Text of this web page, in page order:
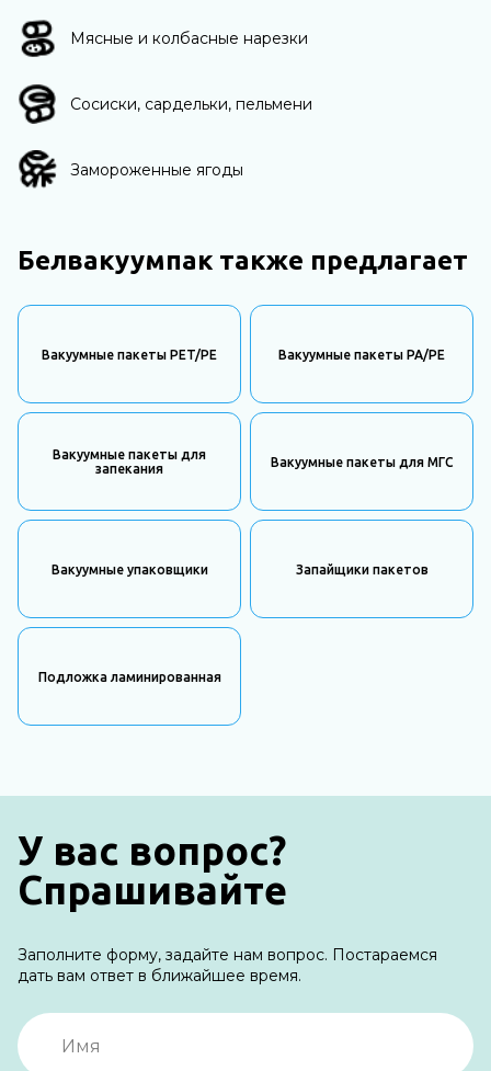
Мясные и колбасные нарезки
Сосиски, сардельки, пельмени
Замороженные ягоды
Белвакуумпак также предлагает
Вакуумные пакеты PET/PE Вакуумные пакеты PA/PE
Вакуумные пакеты для
запекания
Вакуумные пакеты для МГС
Вакуумные упаковщики Запайщики пакетов
Подложка ламинированная
У вас вопрос?
Спрашивайте
Заполните форму, задайте нам вопрос. Постараемся
дать вам ответ в ближайшее время.